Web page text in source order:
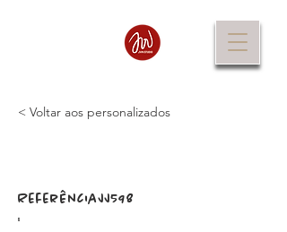
< Voltar aos personalizados
Referência
:
JJ598